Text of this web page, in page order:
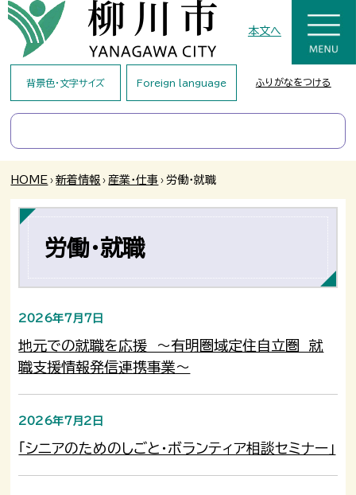
本文へ
背景色・文字サイズ Foreign language ふりがなをつける
HOME › 新着情報 › 産業・仕事 › 労働・就職
労働・就職
2026年7月7日
地元での就職を応援 ～有明圏域定住自立圏 就
職支援情報発信連携事業～
2026年7月2日
「シニアのためのしごと・ボランティア相談セミナー」